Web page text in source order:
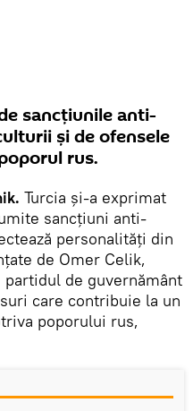
sancțiunile anti-
și de ofensele
rus.
Turcia şi-a exprimat
sancțiuni anti-
personalități din
de Omer Celik,
partidul de guvernământ
care contribuie la un
poporului rus,